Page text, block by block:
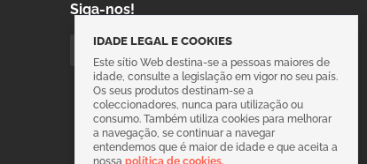
Siga-nos!
IDADE LEGAL E COOKIES
Este sítio Web destina-se a pessoas maiores de
idade, consulte a legislação em vigor no seu país.
Os seus produtos destinam-se a
coleccionadores, nunca para utilização ou
consumo. Também utiliza cookies para melhorar
a navegação, se continuar a navegar
entendemos que é maior de idade e que aceita a
nossa política de cookies.